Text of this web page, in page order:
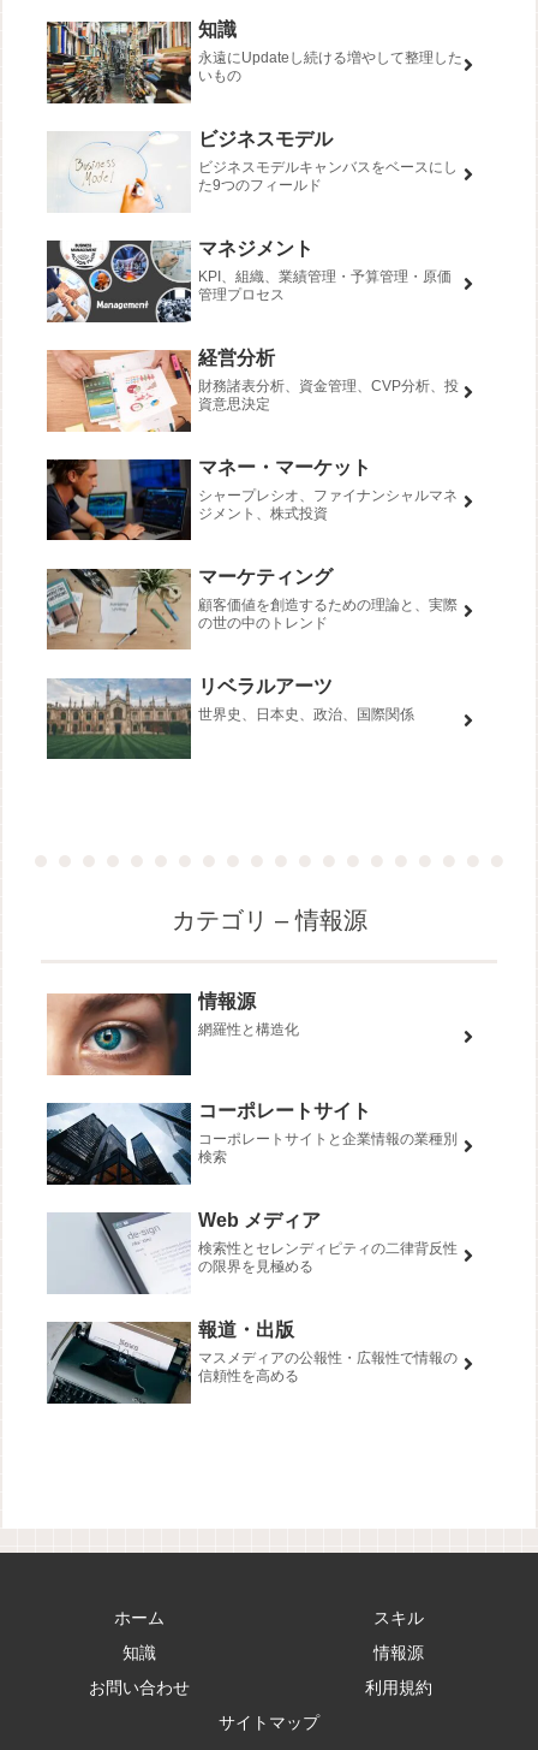
知識
永遠にUpdateし続ける増やして整理した
いもの
ビジネスモデル
ビジネスモデルキャンバスをベースにし
た9つのフィールド
マネジメント
KPI、組織、業績管理・予算管理・原価
管理プロセス
経営分析
財務諸表分析、資金管理、CVP分析、投
資意思決定
マネー・マーケット
シャープレシオ、ファイナンシャルマネ
ジメント、株式投資
マーケティング
顧客価値を創造するための理論と、実際
の世の中のトレンド
リベラルアーツ
世界史、日本史、政治、国際関係
カテゴリ – 情報源
情報源
網羅性と構造化
コーポレートサイト
コーポレートサイトと企業情報の業種別
検索
Web メディア
検索性とセレンディピティの二律背反性
の限界を見極める
報道・出版
マスメディアの公報性・広報性で情報の
信頼性を高める
ホーム
スキル
知識
情報源
お問い合わせ
利用規約
サイトマップ